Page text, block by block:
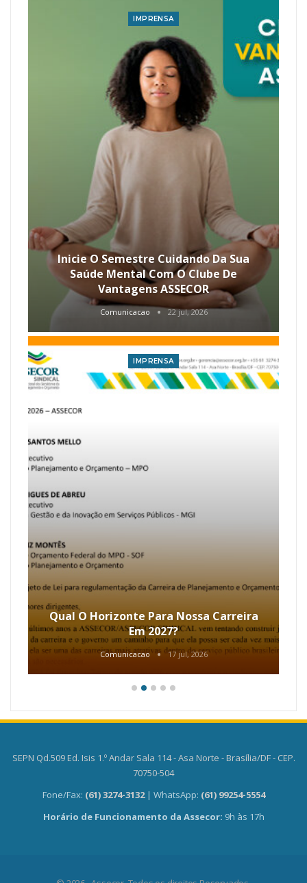
IMPRENSA
Inicie O Semestre Cuidando Da Sua
Saúde Mental Com O Clube De
Vantagens ASSECOR
Comunicacao 22 jul, 2026
IMPRENSA
Qual O Horizonte Para Nossa Carreira
Em 2027?
Comunicacao 17 jul, 2026
SEPN Qd.509 Ed. Isis 1.º Andar Sala 114 - Asa Norte - Brasília/DF - CEP.
70750-504
Fone/Fax: (61) 3274-3132 | WhatsApp: (61) 99254-5554
Horário de Funcionamento da Assecor: 9h às 17h